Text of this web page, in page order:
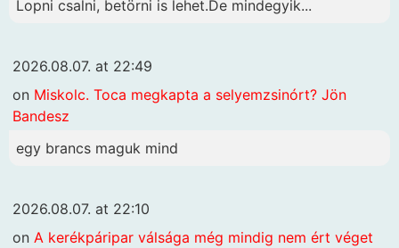
Lopni csalni, betörni is lehet.De mindegyik...
2026.08.07. at 22:49
on Miskolc. Toca megkapta a selyemzsinórt? Jön
Bandesz
egy brancs maguk mind
2026.08.07. at 22:10
on A kerékpáripar válsága még mindig nem ért véget